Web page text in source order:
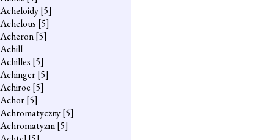
Acheloidy[5]
Achelous [5]
Acheron[5]
Achill
Achilles [5]
Achinger[5]
Achiroe [5]
Achor[5]
Achromatyczny[5]
Achromatyzm[5]